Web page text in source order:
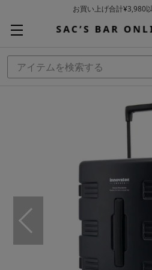
お買い上げ合計¥3,980
当日～翌営業日を目安に順次発送（